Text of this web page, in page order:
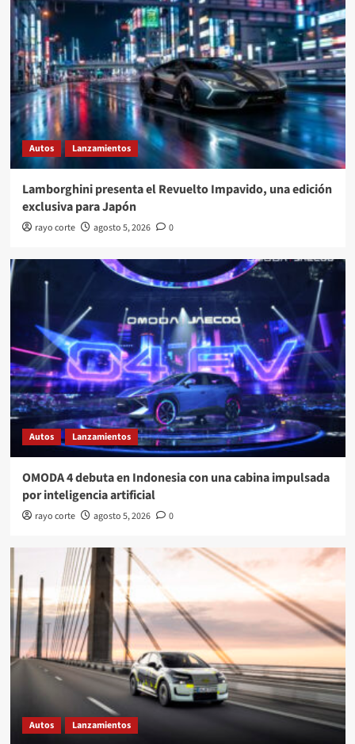
Autos Lanzamientos
Lamborghini presenta el Revuelto Impavido, una edición
exclusiva para Japón
rayo corte agosto 5, 2026 0
Autos Lanzamientos
OMODA 4 debuta en Indonesia con una cabina impulsada
por inteligencia artificial
rayo corte agosto 5, 2026 0
Autos Lanzamientos